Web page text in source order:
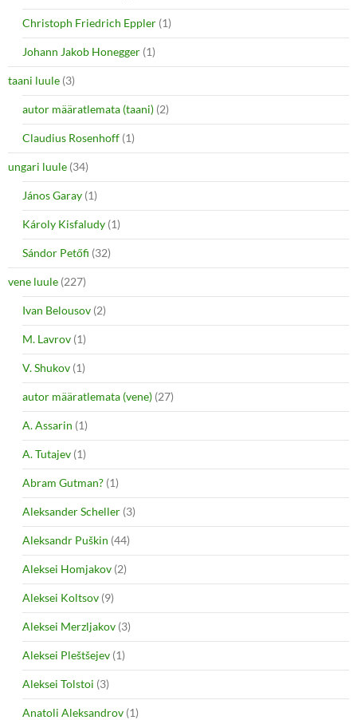
Christoph Friedrich Eppler (1)
Johann Jakob Honegger (1)
taani luule (3)
autor määratlemata (taani) (2)
Claudius Rosenhoff (1)
ungari luule (34)
János Garay (1)
Károly Kisfaludy (1)
Sándor Petőfi (32)
vene luule (227)
Ivan Belousov (2)
M. Lavrov (1)
V. Shukov (1)
autor määratlemata (vene) (27)
A. Assarin (1)
A. Tutajev (1)
Abram Gutman? (1)
Aleksander Scheller (3)
Aleksandr Puškin (44)
Aleksei Homjakov (2)
Aleksei Koltsov (9)
Aleksei Merzljakov (3)
Aleksei Pleštšejev (1)
Aleksei Tolstoi (3)
Anatoli Aleksandrov (1)